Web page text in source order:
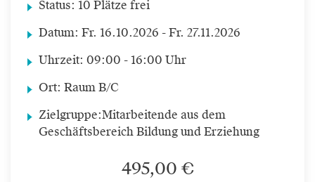
Status: 10 Plätze frei
Datum: Fr. 16.10.2026 - Fr. 27.11.2026
Uhrzeit: 09:00 - 16:00 Uhr
Ort: Raum B/C
Zielgruppe:Mitarbeitende aus dem
Geschäftsbereich Bildung und Erziehung
495,00 €